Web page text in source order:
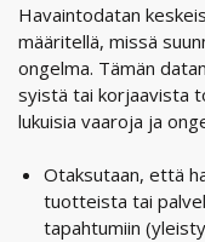
Havaintodatan
määritellä, missä
ongelma. Tämän
syistä tai korjaavista
lukuisia vaaroja ja
Otaksutaan, että
tuotteista tai
tapahtumiin